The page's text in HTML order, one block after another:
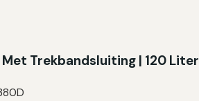
Trekbandsluiting | 120 Liter